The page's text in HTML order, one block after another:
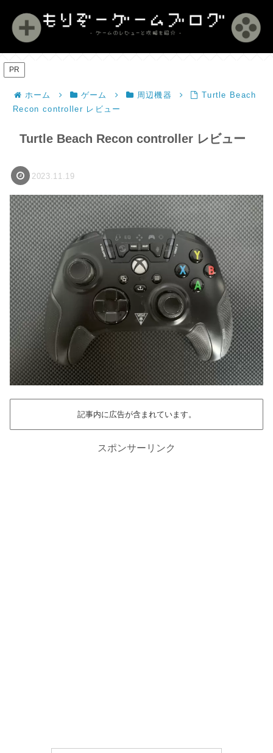
PR
ホーム ゲーム 周辺機器
Turtle Beach
Recon controller レビュー
Turtle Beach Recon controller レビュー
2023.11.19
記事内に広告が含まれています。
スポンサーリンク